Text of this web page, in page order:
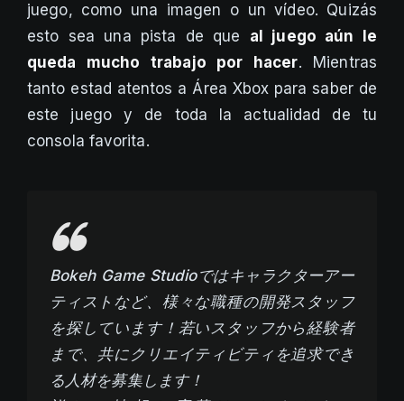
juego, como una imagen o un vídeo. Quizás
esto sea una pista de que al juego aún le
queda mucho trabajo por hacer. Mientras
tanto estad atentos a Área Xbox para saber de
este juego y de toda la actualidad de tu
consola favorita.
Bokeh Game Studioではキャラクターアー
ティストなど、様々な職種の開発スタッフ
を探しています！若いスタッフから経験者
まで、共にクリエイティビティを追求でき
る人材を募集します！